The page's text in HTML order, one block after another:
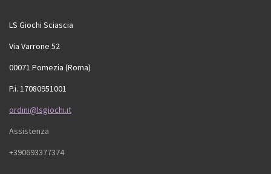
LS Giochi Sciascia
Via Varrone 52
00071 Pomezia (Roma)
P.i. 17080951001
ordini@lsgiochi.it
Assistenza
+390693377374